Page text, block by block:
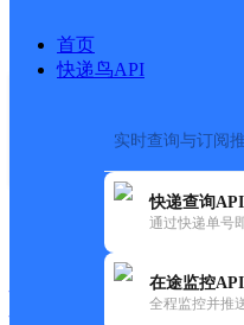
首页
快递鸟API
实时查询与订阅
快递查询API
通过快递单号
在途监控API
全程监控并推